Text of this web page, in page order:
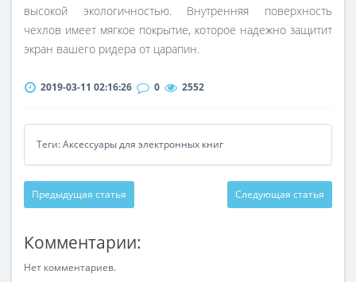
высокой экологичностью. Внутренняя поверхность
чехлов имеет мягкое покрытие, которое надежно защитит
экран вашего ридера от царапин.
2019-03-11 02:16:26 0 2552
Теги:Аксессуары для электронных книг
Предыдущая статья Следующая статья
Комментарии:
Нет комментариев.